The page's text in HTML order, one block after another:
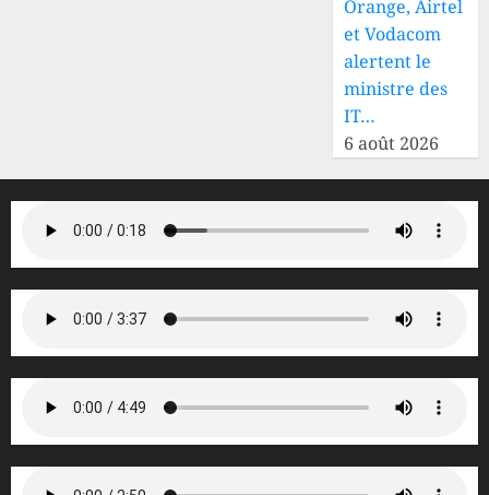
Orange, Airtel
et Vodacom
alertent le
ministre des
IT…
6 août 2026